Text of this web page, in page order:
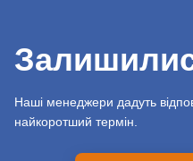
Наші менеджери дадуть
найкоротший термін.